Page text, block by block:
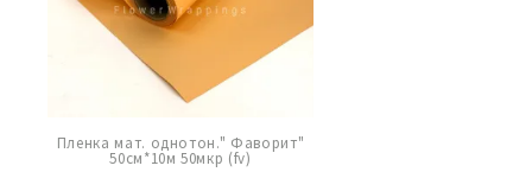
Пленка мат. однотон." Фаворит"
50см*10м 50мкр (fv)